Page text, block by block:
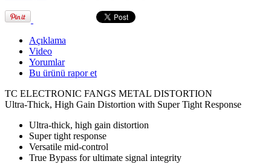
Açıklama
Video
Yorumlar
Bu ürünü rapor et
TC ELECTRONIC FANGS METAL DISTORTION
Ultra-Thick, High Gain Distortion with Super Tight Response
Ultra-thick, high gain distortion
Super tight response
Versatile mid-control
True Bypass for ultimate signal integrity